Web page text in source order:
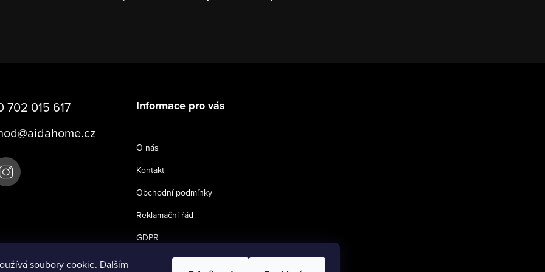
soubory cookie. Dalším
702 015 617
@aidahome.cz
Informace pro vás
O nás
Kontakt
Obchodní podmínky
Reklamační řád
GDPR